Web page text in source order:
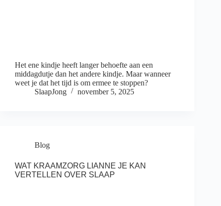
Het ene kindje heeft langer behoefte aan een
middagdutje dan het andere kindje. Maar wanneer
weet je dat het tijd is om ermee te stoppen?
SlaapJong
november 5, 2025
Blog
WAT KRAAMZORG LIANNE JE KAN
VERTELLEN OVER SLAAP